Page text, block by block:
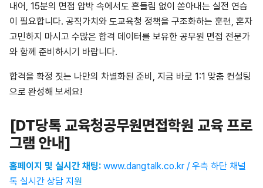
내어, 15분의 면접 압박 속에서도 흔들림 없이 쏟아내는 실전 연습
이 필요합니다. 공직가치와 도교육청 정책을 구조화하는 훈련, 혼자
고민하지 마시고 수많은 합격 데이터를 보유한 공무원 면접 전문가
와 함께 준비하시기 바랍니다.
합격을 확정 짓는 나만의 차별화된 준비, 지금 바로 1:1 맞춤 컨설팅
으로 완성해 보세요!
[DT당톡 교육청공무원면접학원 교육 프로
그램 안내]
홈페이지 및 실시간 채팅: www.dangtalk.co.kr / 우측 하단 채널
톡 실시간 상담 지원